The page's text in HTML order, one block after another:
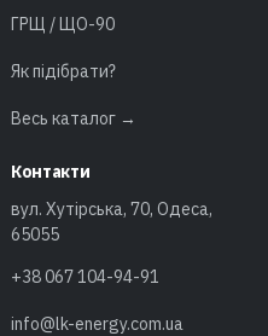
ГРЩ / ЩО-90
Як підібрати?
Весь каталог →
Контакти
вул. Хутірська, 70, Одеса,
65055
+38 067 104-94-91
info@lk-energy.com.ua